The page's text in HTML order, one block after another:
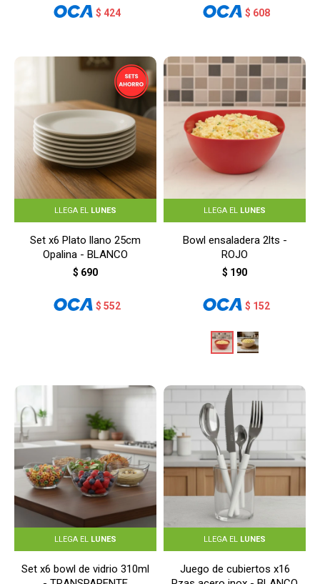
$ 424 $ 608
LLEGA EL LUNES
Set x6 Plato llano 25cm
Opalina - BLANCO
$ 690
$ 552
LLEGA EL LUNES
Bowl ensaladera 2lts -
ROJO
$ 190
$ 152
LLEGA EL LUNES
Set x6 bowl de vidrio 310ml
LLEGA EL LUNES
Juego de cubiertos x16